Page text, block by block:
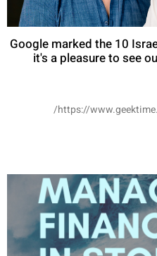
Google marked the 10
it's a pleasure to see
https://